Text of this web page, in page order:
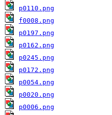
p0110.png
f0008.png
p0197.png
p0162.png
p0245.png
p0172.png
p0054.png
p0020.png
p0006.png